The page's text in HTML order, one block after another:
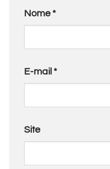
Nome*
E-mail *
Site